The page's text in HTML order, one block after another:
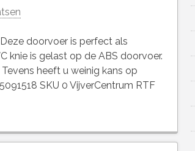
doorvoer is perfect als
knie is gelast op de ABS doorvoer.
heeft u weinig kans op
SKU 0 VijverCentrum RTF